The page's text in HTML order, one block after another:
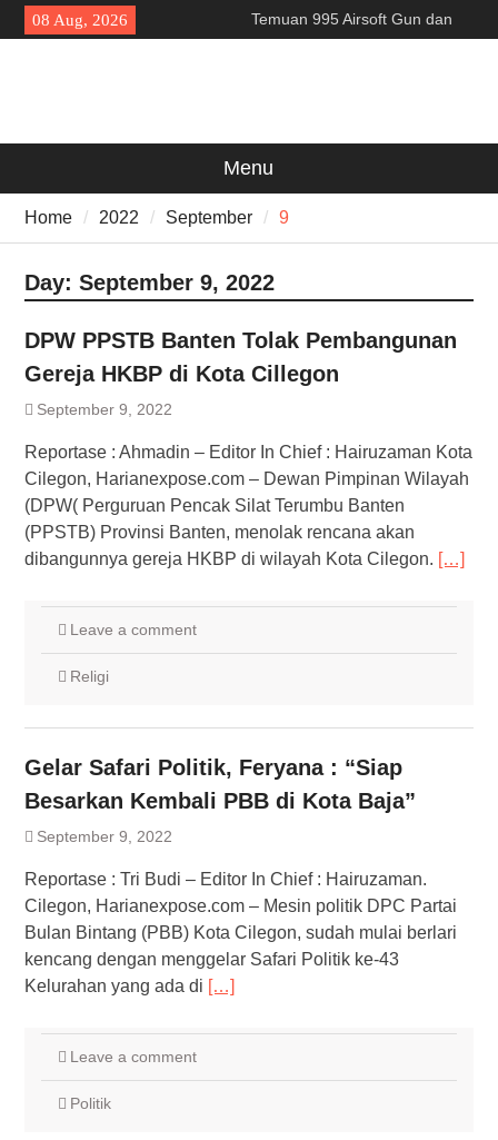
Skip
to
08 Aug, 2026
Temuan 995 Airsoft Gun dan
Narkoba di Sekolah Kebayoran
Masyarakat”
Menu
Home 2022 September 9
Day: September 9, 2022
DPW PPSTB Banten Tolak Pembangunan
Gereja HKBP di Kota Cillegon
September 9, 2022
Reportase : Ahmadin – Editor In Chief : Hairuzaman Kota
Cilegon, Harianexpose.com – Dewan Pimpinan Wilayah
(DPW( Perguruan Pencak Silat Terumbu Banten
(PPSTB) Provinsi Banten, menolak rencana akan
dibangunnya gereja HKBP di wilayah Kota Cilegon. […]
Leave a comment
Religi
Gelar Safari Politik, Feryana : “Siap
Besarkan Kembali PBB di Kota Baja”
September 9, 2022
Reportase : Tri Budi – Editor In Chief : Hairuzaman.
Cilegon, Harianexpose.com – Mesin politik DPC Partai
Bulan Bintang (PBB) Kota Cilegon, sudah mulai berlari
kencang dengan menggelar Safari Politik ke-43
Kelurahan yang ada di […]
Leave a comment
Politik